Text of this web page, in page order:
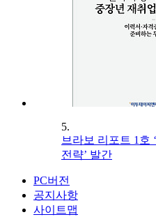
5.
브라보 리포트 1호
전략’ 발간
PC버전
공지사항
사이트맵